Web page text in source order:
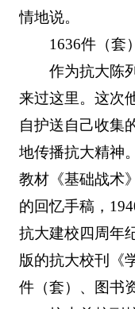
情地说。
1636件（套
作为抗大陈
来过这里。这次
自护送自己收集
地传播抗大精神
教材《基础战术
的回忆手稿，
抗大建校四周年
版的抗大校刊《
件（套）、图书